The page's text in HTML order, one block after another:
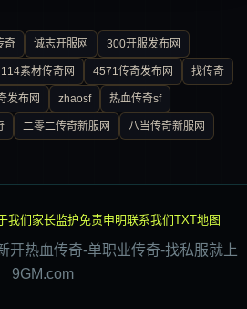
奇 诚志开服网 300开服发布网
114素材传奇网 4571传奇发布网 找传奇
发布网 zhaosf 热血传奇sf
二零二传奇新服网 八当传奇新服网
我们 家长监护免责申明联系我们TXT地图
开热血传奇-单职业传奇-找私服就上
9GM.com